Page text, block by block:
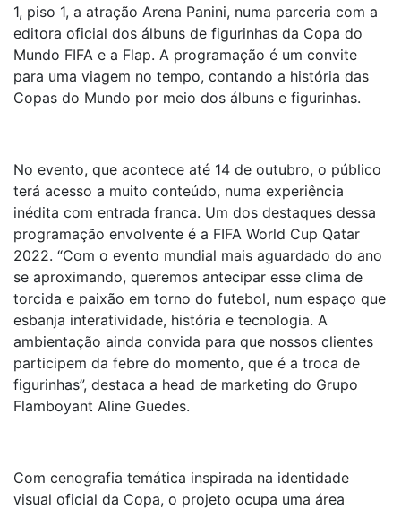
1, piso 1, a atração Arena Panini, numa parceria com a
editora oficial dos álbuns de figurinhas da Copa do
Mundo FIFA e a Flap. A programação é um convite
para uma viagem no tempo, contando a história das
Copas do Mundo por meio dos álbuns e figurinhas.
No evento, que acontece até 14 de outubro, o público
terá acesso a muito conteúdo, numa experiência
inédita com entrada franca. Um dos destaques dessa
programação envolvente é a FIFA World Cup Qatar
2022. “Com o evento mundial mais aguardado do ano
se aproximando, queremos antecipar esse clima de
torcida e paixão em torno do futebol, num espaço que
esbanja interatividade, história e tecnologia. A
ambientação ainda convida para que nossos clientes
participem da febre do momento, que é a troca de
figurinhas”, destaca a head de marketing do Grupo
Flamboyant Aline Guedes.
Com cenografia temática inspirada na identidade
visual oficial da Copa, o projeto ocupa uma área